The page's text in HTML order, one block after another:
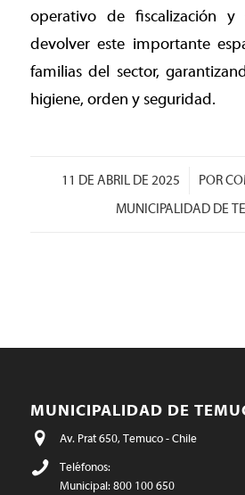
operativo de fiscalización
devolver este importante
familias del sector,
higiene, orden y seguridad.
11 DE ABRIL DE 2025
/ POR
MUNICIPALIDAD DE
MUNICIPALIDAD DE
Av. Prat 650, Temuco - Chile
Teléfonos:
Municipal: 800 100 650